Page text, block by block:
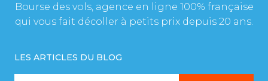
Bourse des vols, agence en ligne 100% française
qui vous fait décoller à petits prix depuis 20 ans.
LES ARTICLES DU BLOG